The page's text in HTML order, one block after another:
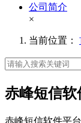
公司简介
×
当前位置：
赤峰短信软
赤峰短信软件平